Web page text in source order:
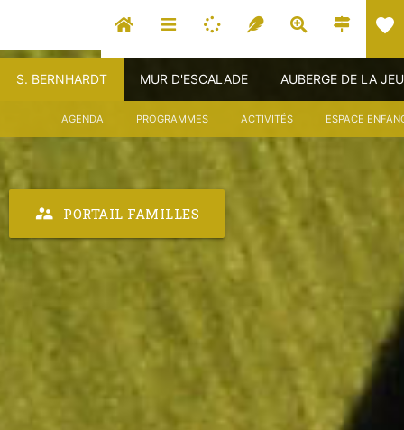
favorite
S. BERNHARDT MUR D'ESCALADE AUBERGE DE LA
AGENDA PROGRAMMES ACTIVITÉS ESPACE
supervisor_account PORTAIL FAMILLES